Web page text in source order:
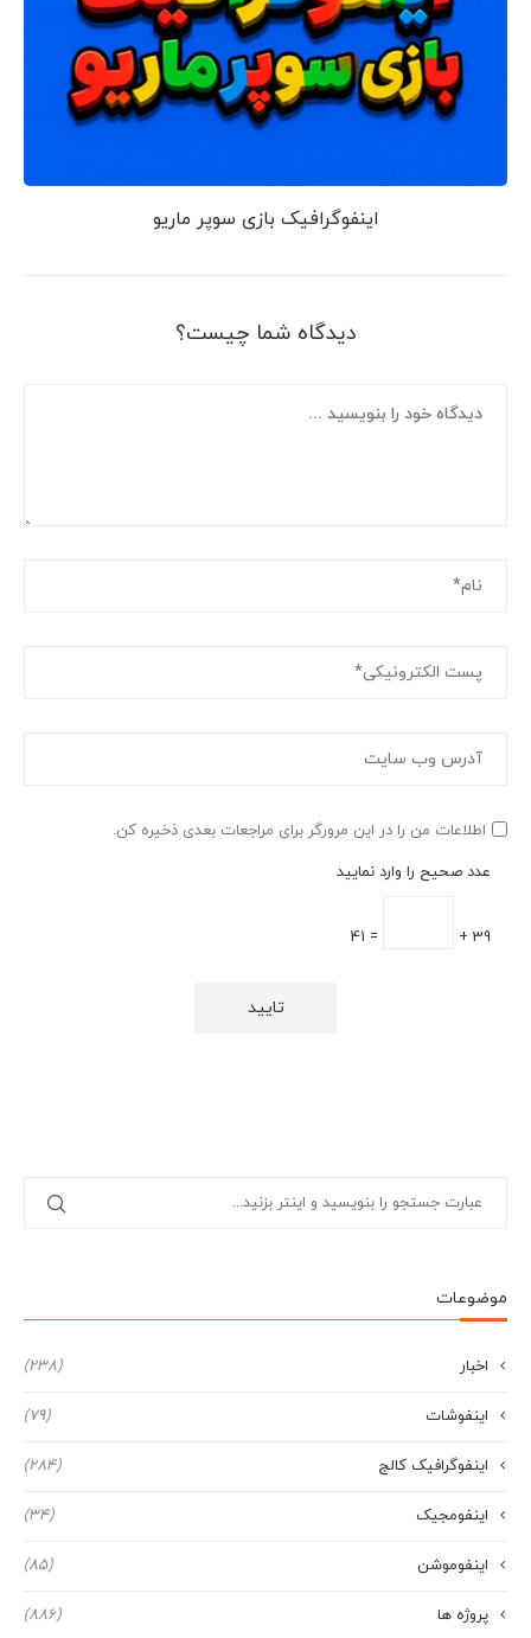
اینفوگرافیک بازی سوپر ماریو
دیدگاه شما چیست؟
اطلاعات من را در این مرورگر برای مراجعات بعدی ذخیره کن.
عدد صحیح را وارد نمایید
39 +
= 41
موضوعات
اخبار (238)
اینفوشات (79)
اینفوگرافیک کالج (284)
اینفومجیک (34)
اینفوموشن (85)
پروژه ها (886)